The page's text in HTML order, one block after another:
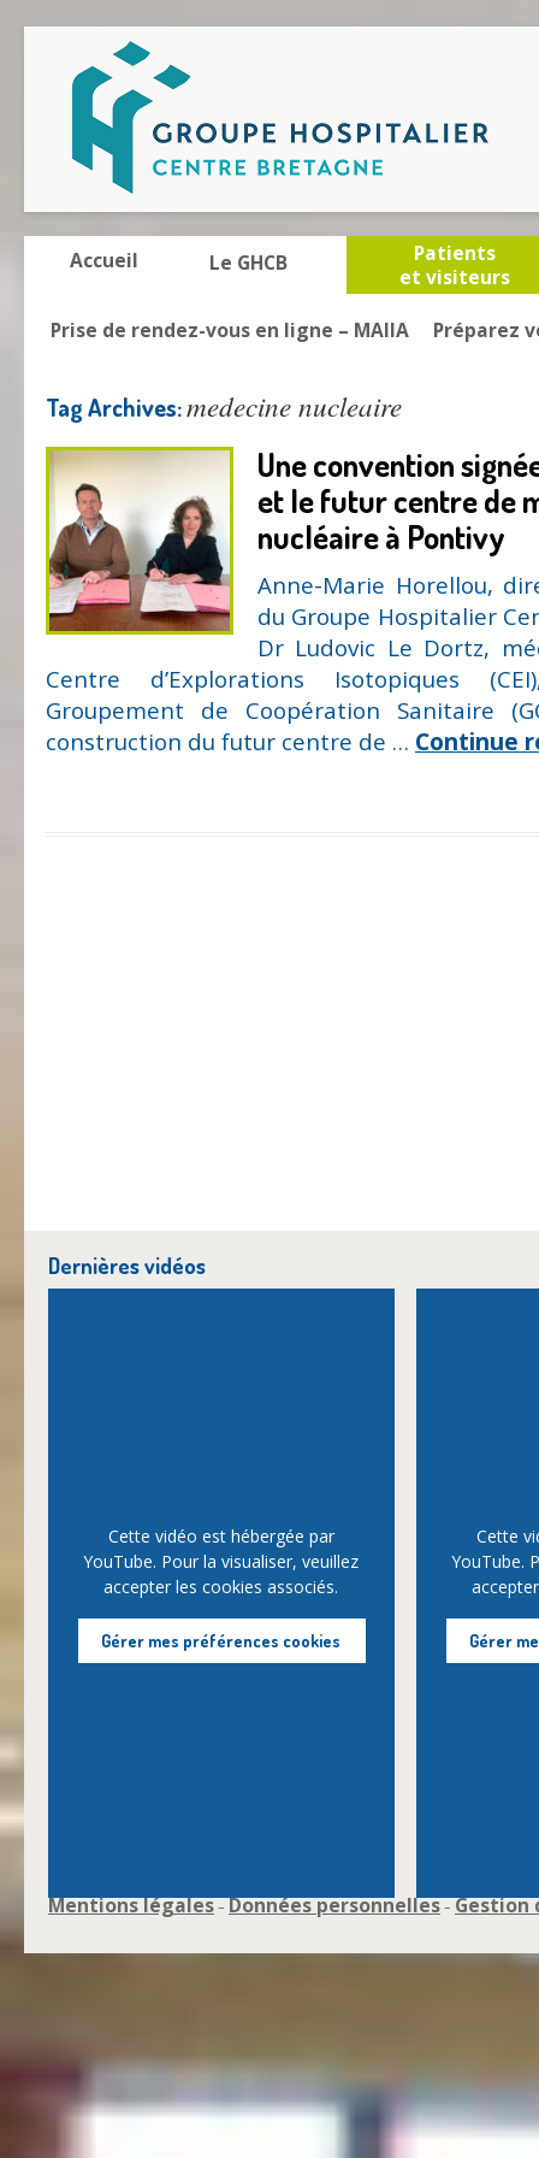
Accueil Le GHCB
Patients
et visiteurs
Prise de rendez-vous en ligne – MAIIA
Préparez
Tag Archives:medecine nucleaire
Une convention
et le futur centre de
nucléaire à Pontivy
Anne-Marie Horellou,
du Groupe Hospitalier
Dr Ludovic Le Dortz,
Centre d’Explorations Isotopiques
Groupement de Coopération Sanitaire
construction du futur centre de … Continue
Dernières vidéos
Cette vidéo est hébergée par
YouTube. Pour la visualiser, veuillez
accepter les cookies associés.
Gérer mes préférences cookies
Cette
YouTube.
Gérer
Mentions légales-Données personnelles-Gestion